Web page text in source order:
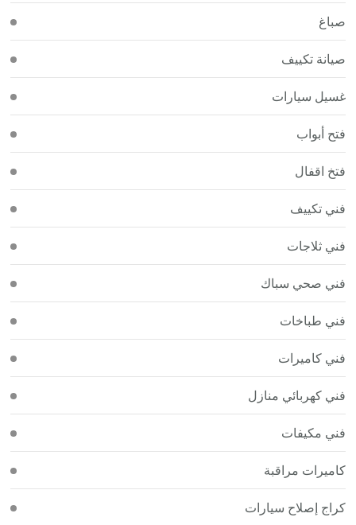
صباغ
صيانة تكييف
غسيل سيارات
فتح أبواب
فتخ اقفال
فني تكييف
فني ثلاجات
فني صحي سباك
فني طباخات
فني كاميرات
فني كهربائي منازل
فني مكيفات
كاميرات مراقبة
كراج إصلاح سيارات